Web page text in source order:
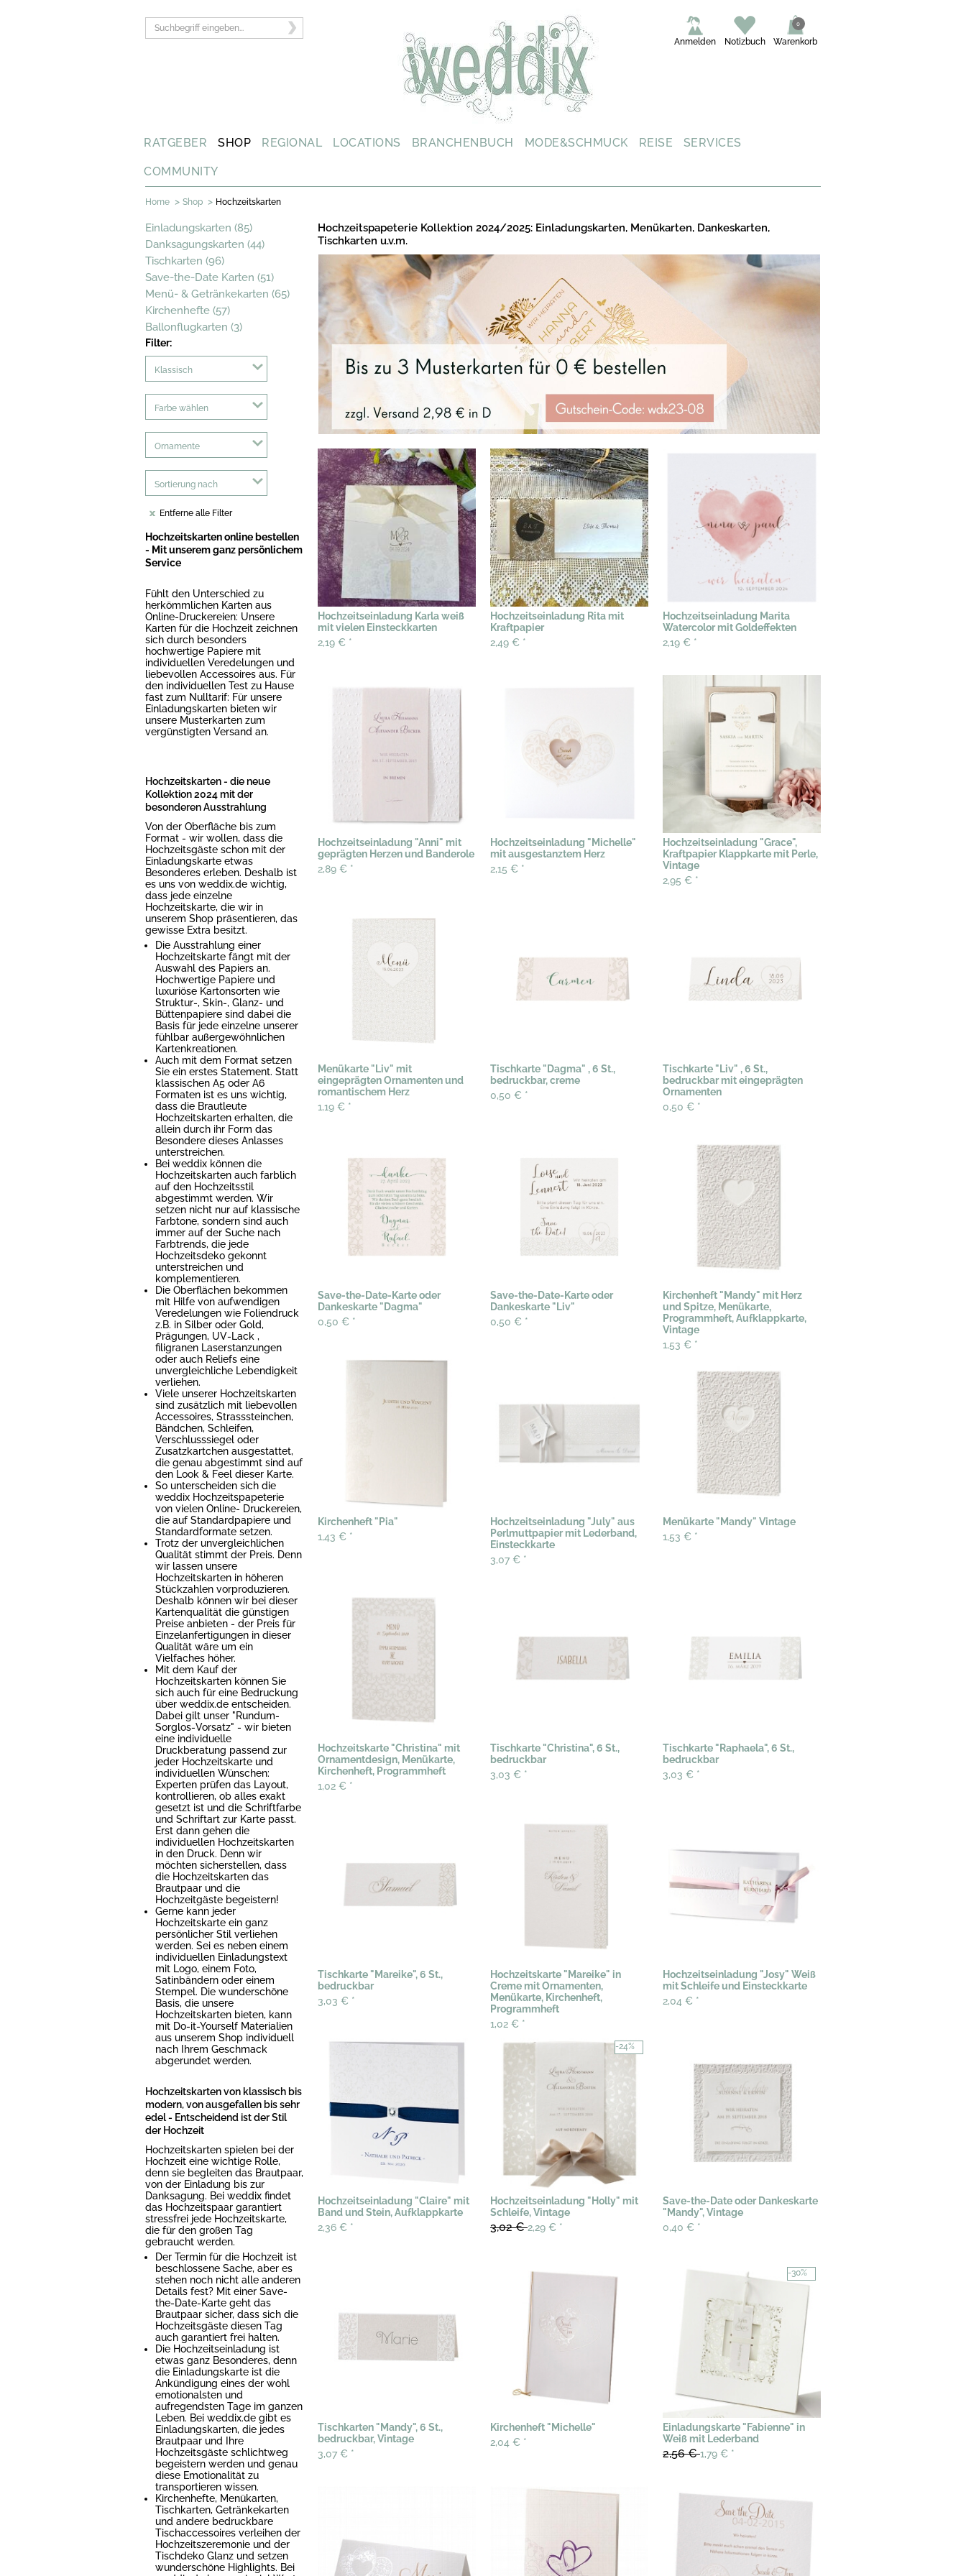
Warenkorb
0
Notizbuch
Anmelden
RATGEBER SHOP REGIONAL LOCATIONS BRANCHENBUCH MODE&SCHMUCK REISE SERVICES
COMMUNITY
Home > Shop > Hochzeitskarten
Einladungskarten (85)
Danksagungskarten (44)
Tischkarten (96)
Save-the-Date Karten (51)
Menü- & Getränkekarten (65)
Kirchenhefte (57)
Ballonflugkarten (3)
Filter:
Klassisch
Farbe wählen
Ornamente
Sortierung nach
Entferne alle Filter
Hochzeitskarten online bestellen
- Mit unserem ganz persönlichem
Service
Fühlt den Unterschied zu
herkömmlichen Karten aus
Online-Druckereien: Unsere
Karten für die Hochzeit zeichnen
sich durch besonders
hochwertige Papiere mit
individuellen Veredelungen und
liebevollen Accessoires aus. Für
den individuellen Test zu Hause
fast zum Nulltarif: Für unsere
Einladungskarten bieten wir
unsere Musterkarten zum
vergünstigten Versand an.
Hochzeitskarten - die neue
Kollektion 2024 mit der
besonderen Ausstrahlung
Von der Oberfläche bis zum
Format - wir wollen, dass die
Hochzeitsgäste schon mit der
Einladungskarte etwas
Besonderes erleben. Deshalb ist
es uns von weddix.de wichtig,
dass jede einzelne
Hochzeitskarte, die wir in
unserem Shop präsentieren, das
gewisse Extra besitzt.
Die Ausstrahlung einer
Hochzeitskarte fängt mit der
Auswahl des Papiers an.
Hochwertige Papiere und
luxuriöse Kartonsorten wie
Struktur-, Skin-, Glanz- und
Büttenpapiere sind dabei die
Basis für jede einzelne unserer
fühlbar außergewöhnlichen
Kartenkreationen.
Auch mit dem Format setzen
Sie ein erstes Statement. Statt
klassischen A5 oder A6
Formaten ist es uns wichtig,
dass die Brautleute
Hochzeitskarten erhalten, die
allein durch ihr Form das
Besondere dieses Anlasses
unterstreichen.
Bei weddix können die
Hochzeitskarten auch farblich
auf den Hochzeitsstil
abgestimmt werden. Wir
setzen nicht nur auf klassische
Farbtone, sondern sind auch
immer auf der Suche nach
Farbtrends, die jede
Hochzeitsdeko gekonnt
unterstreichen und
komplementieren.
Die Oberflächen bekommen
mit Hilfe von aufwendigen
Veredelungen wie Foliendruck
z.B. in Silber oder Gold,
Prägungen, UV-Lack ,
filigranen Laserstanzungen
oder auch Reliefs eine
unvergleichliche Lebendigkeit
verliehen.
Viele unserer Hochzeitskarten
sind zusätzlich mit liebevollen
Accessoires, Strasssteinchen,
Bändchen, Schleifen,
Verschlusssiegel oder
Zusatzkartchen ausgestattet,
die genau abgestimmt sind auf
den Look & Feel dieser Karte.
So unterscheiden sich die
weddix Hochzeitspapeterie
von vielen Online- Druckereien,
die auf Standardpapiere und
Standardformate setzen.
Trotz der unvergleichlichen
Qualität stimmt der Preis. Denn
wir lassen unsere
Hochzeitskarten in höheren
Stückzahlen vorproduzieren.
Deshalb können wir bei dieser
Kartenqualität die günstigen
Preise anbieten - der Preis für
Einzelanfertigungen in dieser
Qualität wäre um ein
Vielfaches höher.
Mit dem Kauf der
Hochzeitskarten können Sie
sich auch für eine Bedruckung
über weddix.de entscheiden.
Dabei gilt unser "Rundum-
Sorglos-Vorsatz" - wir bieten
eine individuelle
Druckberatung passend zur
jeder Hochzeitskarte und
individuellen Wünschen:
Experten prüfen das Layout,
kontrollieren, ob alles exakt
gesetzt ist und die Schriftfarbe
und Schriftart zur Karte passt.
Erst dann gehen die
individuellen Hochzeitskarten
in den Druck. Denn wir
möchten sicherstellen, dass
die Hochzeitskarten das
Brautpaar und die
Hochzeitgäste begeistern!
Gerne kann jeder
Hochzeitskarte ein ganz
persönlicher Stil verliehen
werden. Sei es neben einem
individuellen Einladungstext
mit Logo, einem Foto,
Satinbändern oder einem
Stempel. Die wunderschöne
Basis, die unsere
Hochzeitskarten bieten, kann
mit Do-it-Yourself Materialien
aus unserem Shop individuell
nach Ihrem Geschmack
abgerundet werden.
Hochzeitskarten von klassisch bis
modern, von ausgefallen bis sehr
edel - Entscheidend ist der Stil
der Hochzeit
Hochzeitskarten spielen bei der
Hochzeit eine wichtige Rolle,
denn sie begleiten das Brautpaar,
von der Einladung bis zur
Danksagung. Bei weddix findet
das Hochzeitspaar garantiert
stressfrei jede Hochzeitskarte,
die für den großen Tag
gebraucht werden.
Der Termin für die Hochzeit ist
beschlossene Sache, aber es
stehen noch nicht alle anderen
Details fest? Mit einer Save-
the-Date-Karte geht das
Brautpaar sicher, dass sich die
Hochzeitsgäste diesen Tag
auch garantiert frei halten.
Die Hochzeitseinladung ist
etwas ganz Besonderes, denn
die Einladungskarte ist die
Ankündigung eines der wohl
emotionalsten und
aufregendsten Tage im ganzen
Leben. Bei weddix.de gibt es
Einladungskarten, die jedes
Brautpaar und Ihre
Hochzeitsgäste schlichtweg
begeistern werden und genau
diese Emotionalität zu
transportieren wissen.
Kirchenhefte, Menükarten,
Tischkarten, Getränkekarten
und andere bedruckbare
Tischaccessoires verleihen der
Hochzeitszeremonie und der
Tischdeko Glanz und setzen
wunderschöne Highlights. Bei
Hochzeitspapeterie Kollektion 2024/2025: Einladungskarten, Menükarten, Dankeskarten,
Tischkarten u.v.m.
Hochzeitseinladung Karla weiß
mit vielen Einsteckkarten
2,19 € *
Hochzeitseinladung Rita mit
Kraftpapier
2,49 € *
Hochzeitseinladung Marita
Watercolor mit Goldeffekten
2,19 € *
Hochzeitseinladung "Anni" mit
geprägten Herzen und Banderole
2,89 € *
Hochzeitseinladung "Michelle"
mit ausgestanztem Herz
2,15 € *
Hochzeitseinladung "Grace",
Kraftpapier Klappkarte mit Perle,
Vintage
2,95 € *
Menükarte "Liv" mit
eingeprägten Ornamenten und
romantischem Herz
1,19 € *
Tischkarte "Dagma" , 6 St.,
bedruckbar, creme
0,50 € *
Tischkarte "Liv" , 6 St.,
bedruckbar mit eingeprägten
Ornamenten
0,50 € *
Save-the-Date-Karte oder
Dankeskarte "Dagma"
0,50 € *
Save-the-Date-Karte oder
Dankeskarte "Liv"
0,50 € *
Kirchenheft "Mandy" mit Herz
und Spitze, Menükarte,
Programmheft, Aufklappkarte,
Vintage
1,53 € *
Kirchenheft "Pia"
1,43 € *
Hochzeitseinladung "July" aus
Perlmuttpapier mit Lederband,
Einsteckkarte
3,07 € *
Menükarte "Mandy" Vintage
1,53 € *
Hochzeitskarte "Christina" mit
Ornamentdesign, Menükarte,
Kirchenheft, Programmheft
1,02 € *
Tischkarte "Christina", 6 St.,
bedruckbar
3,03 € *
Tischkarte "Raphaela", 6 St.,
bedruckbar
3,03 € *
Tischkarte "Mareike", 6 St.,
bedruckbar
3,03 € *
Hochzeitskarte "Mareike" in
Creme mit Ornamenten,
Menükarte, Kirchenheft,
Programmheft
1,02 € *
Hochzeitseinladung "Josy" Weiß
mit Schleife und Einsteckkarte
2,04 € *
Hochzeitseinladung "Claire" mit
Band und Stein, Aufklappkarte
2,36 € *
-24%
Hochzeitseinladung "Holly" mit
Schleife, Vintage
3,02 €2,29 € *
Save-the-Date oder Dankeskarte
"Mandy", Vintage
0,40 € *
Tischkarten "Mandy", 6 St.,
bedruckbar, Vintage
3,07 € *
Kirchenheft "Michelle"
2,04 € *
-30%
Einladungskarte "Fabienne" in
Weiß mit Lederband
2,56 €1,79 € *